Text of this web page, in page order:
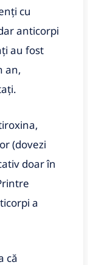
cu
anticorpi
au fost
an,
(dovezi
doar în
a
că